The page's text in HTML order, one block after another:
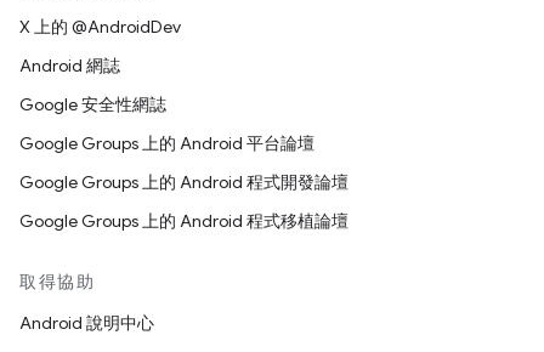
X 上的 @AndroidDev
Android 網誌
Google 安全性網誌
Google Groups 上的 Android 平台論壇
Google Groups 上的 Android 程式開發論壇
Google Groups 上的 Android 程式移植論壇
取得協助
Android 說明中心